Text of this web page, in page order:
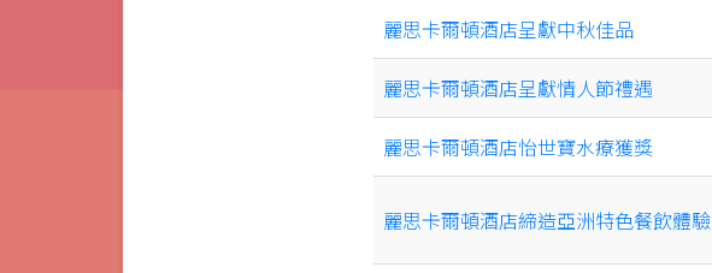
麗思卡爾頓酒店呈獻中秋佳品
麗思卡爾頓酒店呈獻情人節禮遇
麗思卡爾頓酒店怡世寶水療獲獎
麗思卡爾頓酒店締造亞洲特色餐飲體驗